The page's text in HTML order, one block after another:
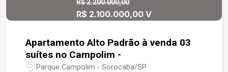
R$ 2.200.000,00
R$ 2.100.000,00 V
Apartamento Alto Padrão à venda 03
suítes no Campolim -
Parque Campolim - Sorocaba/SP